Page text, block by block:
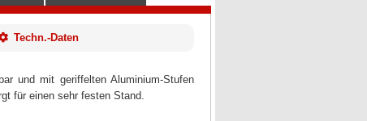
Techn.-Daten
und mit geriffelten Aluminium-Stufen
für einen sehr festen Stand.